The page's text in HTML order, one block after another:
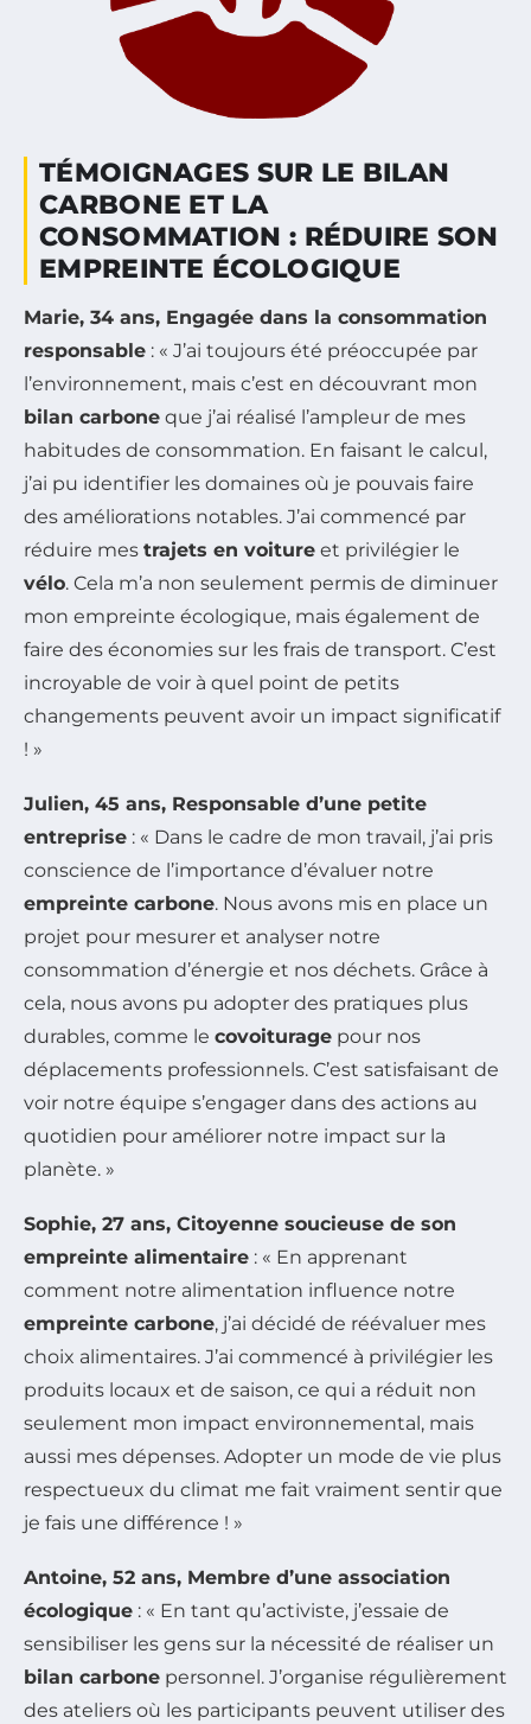
TÉMOIGNAGES SUR LE BILAN
CARBONE ET LA
CONSOMMATION : RÉDUIRE SON
EMPREINTE ÉCOLOGIQUE
Marie, 34 ans, Engagée dans la consommation
responsable : « J’ai toujours été préoccupée par
l’environnement, mais c’est en découvrant mon
bilan carbone que j’ai réalisé l’ampleur de mes
habitudes de consommation. En faisant le calcul,
j’ai pu identifier les domaines où je pouvais faire
des améliorations notables. J’ai commencé par
réduire mes trajets en voiture et privilégier le
vélo. Cela m’a non seulement permis de diminuer
mon empreinte écologique, mais également de
faire des économies sur les frais de transport. C’est
incroyable de voir à quel point de petits
changements peuvent avoir un impact significatif
! »
Julien, 45 ans, Responsable d’une petite
entreprise : « Dans le cadre de mon travail, j’ai pris
conscience de l’importance d’évaluer notre
empreinte carbone. Nous avons mis en place un
projet pour mesurer et analyser notre
consommation d’énergie et nos déchets. Grâce à
cela, nous avons pu adopter des pratiques plus
durables, comme le covoiturage pour nos
déplacements professionnels. C’est satisfaisant de
voir notre équipe s’engager dans des actions au
quotidien pour améliorer notre impact sur la
planète. »
Sophie, 27 ans, Citoyenne soucieuse de son
empreinte alimentaire : « En apprenant
comment notre alimentation influence notre
empreinte carbone, j’ai décidé de réévaluer mes
choix alimentaires. J’ai commencé à privilégier les
produits locaux et de saison, ce qui a réduit non
seulement mon impact environnemental, mais
aussi mes dépenses. Adopter un mode de vie plus
respectueux du climat me fait vraiment sentir que
je fais une différence ! »
Antoine, 52 ans, Membre d’une association
écologique : « En tant qu’activiste, j’essaie de
sensibiliser les gens sur la nécessité de réaliser un
bilan carbone personnel. J’organise régulièrement
des ateliers où les participants peuvent utiliser des